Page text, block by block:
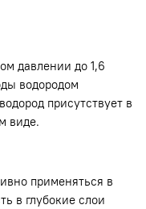
давлении до 1,6
водородом
присутствует в
виде.
применяться в
в глубокие слои